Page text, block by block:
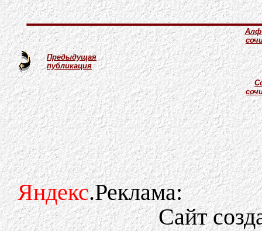
Предыдущая
публикация
Яндекс.Реклама:
Сайт